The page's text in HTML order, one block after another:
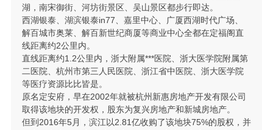
湖，南宋御街、河坊街景区、吴山景区都步行即达。
西湖银泰、湖滨银泰in77、嘉里中心、广厦西湖时代广场、
解百城市奥莱、解百新世纪商厦等商业中心全都在定福阁直
线距离约2公里内。
直线距离约1.2公里内，浙大附属***医院、浙大医学院附属第
二医院、杭州市第三人民医院、浙江省中医院、浙大医学院
等医疗资源比比皆是。
原名定安府，早在2002年就被杭州新惠房地产开发有限公司
取得该地块的开发权，股东为复兴房地产和新城房地产。
但到2016年5月，滨江以2.81亿收购了该地块75%的股权，并